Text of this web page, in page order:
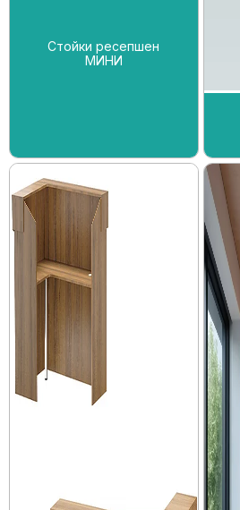
Стойки ресепшен
МИНИ